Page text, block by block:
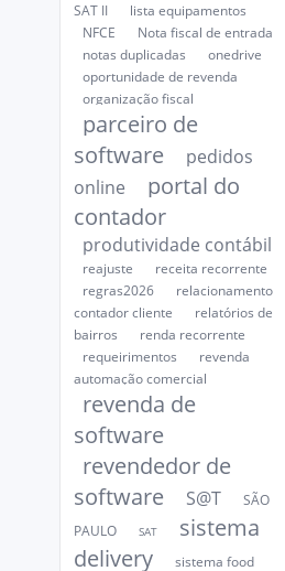
SAT II
lista equipamentos
NFCE
Nota fiscal de entrada
notas duplicadas
onedrive
oportunidade de revenda
organização fiscal
parceiro de
software
pedidos
online
portal do
contador
produtividade contábil
reajuste
receita recorrente
regras2026
relacionamento
contador cliente
relatórios de
bairros
renda recorrente
requeirimentos
revenda
automação comercial
revenda de
software
revendedor de
software
S@T
SÃO
PAULO
SAT
sistema
delivery
sistema food